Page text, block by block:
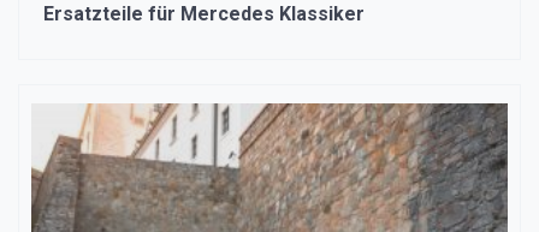
Ersatzteile für Mercedes Klassiker